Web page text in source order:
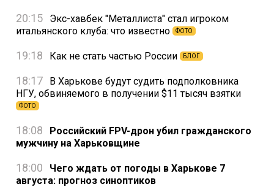
20:15
Экс-хавбек "Металлиста" стал игроком
итальянского клуба: что известно
ФОТО
19:18 Как не стать частью России БЛОГ
18:17
В Харькове будут судить подполковника
НГУ, обвиняемого в получении $11 тысяч взятки
ФОТО
18:08
Российский FPV-дрон убил гражданского
мужчину на Харьковщине
18:00
Чего ждать от погоды в Харькове 7
августа: прогноз синоптиков